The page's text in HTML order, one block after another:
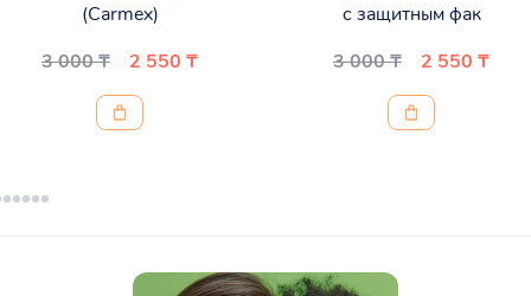
(Carmex)
3 000 ₸
2 550 ₸
с защитным фак
3 000 ₸
2 550 ₸